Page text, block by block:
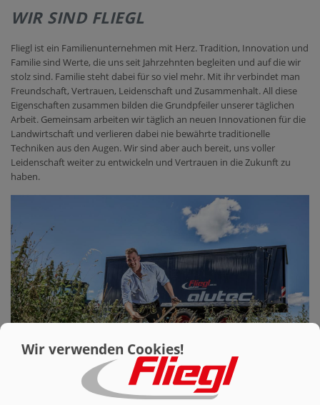
WIR SIND FLIEGL
Fliegl ist ein Familienunternehmen mit Herz. Tradition, Innovation und
Familie sind Werte, die uns seit Jahrzehnten begleiten und auf die wir
stolz sind. Familie steht dabei für so viel mehr. Mit ihr verbindet man
Freundschaft, Vertrauen, Leidenschaft und Zusammenhalt. All diese
Eigenschaften zusammen bilden die Grundpfeiler unserer täglichen
Arbeit. Gemeinsam arbeiten wir täglich an neuen Innovationen für die
Landwirtschaft und verlieren dabei nie bewährte traditionelle
Techniken aus den Augen. Wir sind aber auch bereit, uns voller
Leidenschaft weiter zu entwickeln und Vertrauen in die Zukunft zu
haben.
Wir verwenden Cookies!